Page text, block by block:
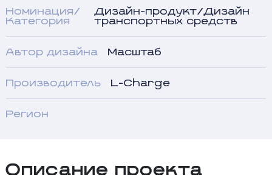
Номинация/
Категория
Дизайн-продукт/Дизайн
транспортных средств
Автор дизайна Масштаб
Производитель L-Charge
Регион
Описание проекта